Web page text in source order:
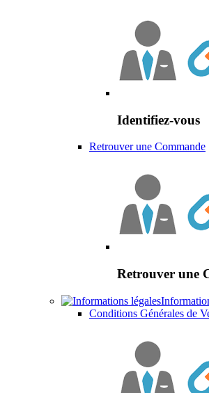
Identifiez-vous
Retrouver une Commande
Retrouver une
Conditions Générales de